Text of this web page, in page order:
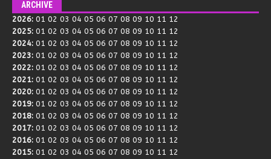
ARCHIVE
2026: 01 02 03 04 05 06 07 08 09 10 11 12
2025: 01 02 03 04 05 06 07 08 09 10 11 12
2024: 01 02 03 04 05 06 07 08 09 10 11 12
2023: 01 02 03 04 05 06 07 08 09 10 11 12
2022: 01 02 03 04 05 06 07 08 09 10 11 12
2021: 01 02 03 04 05 06 07 08 09 10 11 12
2020: 01 02 03 04 05 06 07 08 09 10 11 12
2019: 01 02 03 04 05 06 07 08 09 10 11 12
2018: 01 02 03 04 05 06 07 08 09 10 11 12
2017: 01 02 03 04 05 06 07 08 09 10 11 12
2016: 01 02 03 04 05 06 07 08 09 10 11 12
2015: 01 02 03 04 05 06 07 08 09 10 11 12